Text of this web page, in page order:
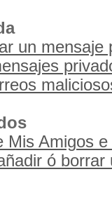
un mensaje
Mis Amigos
ó